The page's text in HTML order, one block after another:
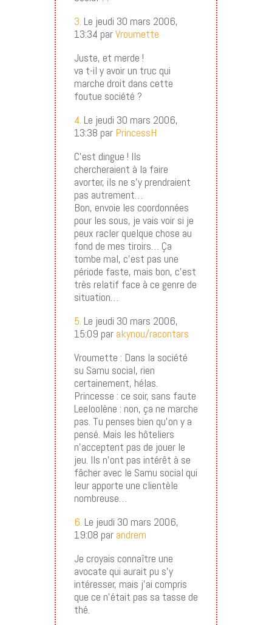
3. Le jeudi 30 mars 2006,
13:34 parVroumette
Juste, et merde !
va t-il y avoir un truc qui
marche droit dans cette
foutue société ?
4. Le jeudi 30 mars 2006,
13:38 par PrincessH
C’est dingue ! Ils
chercheraient à la faire
avorter, ils ne s’y prendraient
pas autrement…
Bon, envoie les coordonnées
pour les sous, je vais voir si je
peux racler quelque chose au
fond de mes tiroirs… Ça
tombe mal, c’est pas une
période faste, mais bon, c’est
très relatif face à ce genre de
situation…
5. Le jeudi 30 mars 2006,
15:09 par akynou/racontars
Vroumette : Dans la société
su Samu social, rien
certainement, hélas.
Princesse : ce soir, sans faute
Leeloolène : non, ça ne marche
pas. Tu penses bien qu’on y a
pensé. Mais les hôteliers
n’acceptent pas de jouer le
jeu. Ils n’ont pas intérêt à se
fâcher avec le Samu social qui
leur apporte une clientèle
nombreuse…
6. Le jeudi 30 mars 2006,
19:08 par andrem
Je croyais connaître une
avocate qui aurait pu s’y
intéresser, mais j’ai compris
que ce n’était pas sa tasse de
thé.